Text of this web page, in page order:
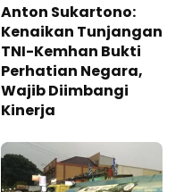
Anton Sukartono:
Kenaikan Tunjangan
TNI-Kemhan Bukti
Perhatian Negara,
Wajib Diimbangi
Kinerja